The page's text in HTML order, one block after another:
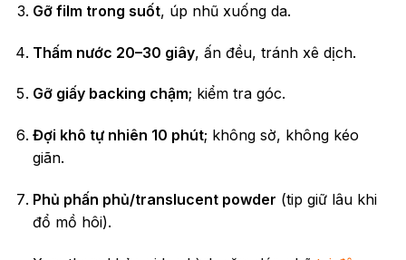
Gỡ film trong suốt, úp nhũ xuống da.
Thấm nước 20–30 giây, ấn đều, tránh xê dịch.
Gỡ giấy backing chậm; kiểm tra góc.
Đợi khô tự nhiên 10 phút; không sờ, không kéo
giãn.
Phủ phấn phủ/translucent powder (tip giữ lâu khi
đổ mồ hôi).